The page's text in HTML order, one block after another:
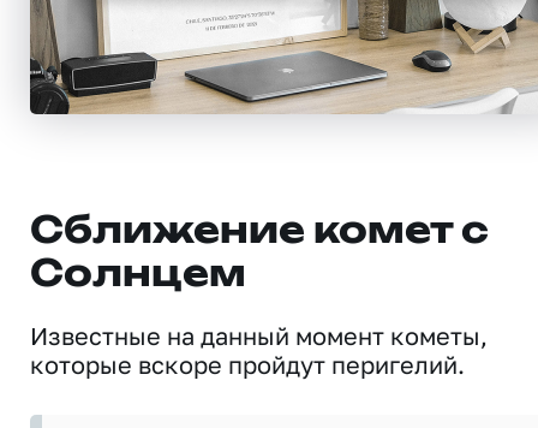
Сближение комет с
Солнцем
Известные на данный момент кометы,
которые вскоре пройдут перигелий.